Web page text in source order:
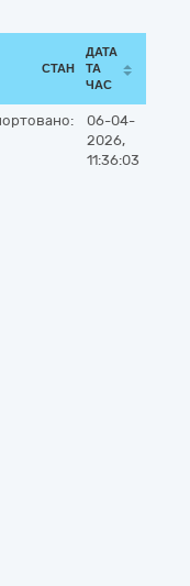
СТАН
ДАТА
ТА
ЧАС
06-04-
2026,
11:36:03